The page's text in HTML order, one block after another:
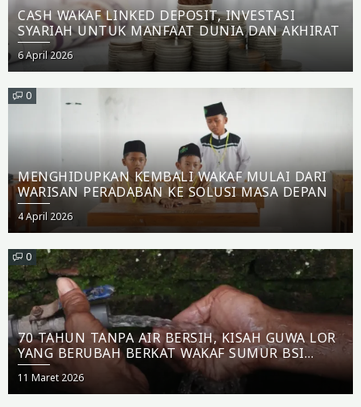
CASH WAKAF LINKED DEPOSIT, INVESTASI
SYARIAH UNTUK MANFAAT DUNIA DAN AKHIRAT
Posted
on
6 April 2026
0
MENGHIDUPKAN KEMBALI WAKAF MULAI DARI
WARISAN PERADABAN KE SOLUSI MASA DEPAN
Posted
on
4 April 2026
0
70 TAHUN TANPA AIR BERSIH, KISAH GUWA LOR
YANG BERUBAH BERKAT WAKAF SUMUR BSI
MASLAHAT
Posted
on
11 Maret 2026